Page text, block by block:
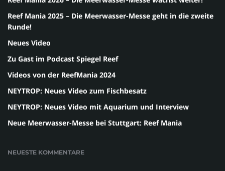
Reef Mania 2025 – Die Meerwasser-Messe geht in die zweite
Runde!
Neues Video
Zu Gast im Podcast Spiegel Reef
Videos von der ReefMania 2024
NEYTROP: Neues Video zum Fischbesatz
NEYTROP: Neues Video mit Aquarium und Interview
Neue Meerwasser-Messe bei Stuttgart: Reef Mania
NEUESTE KOMMENTARE